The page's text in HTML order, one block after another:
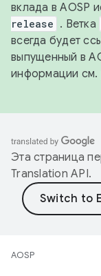
вклада в AOSP
release . Ветка
всегда будет
выпущенный в
информации см.
Эта страница
Translation API.
AOSP